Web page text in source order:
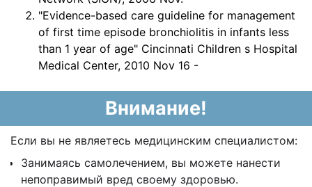
"Evidence-based care guideline for management
of first time episode bronchiolitis in infants less
than 1 year of age" Cincinnati Children s Hospital
Medical Center, 2010 Nov 16 -
Внимание!
Если вы не являетесь медицинским специалистом:
Занимаясь самолечением, вы можете нанести
непоправимый вред своему здоровью.